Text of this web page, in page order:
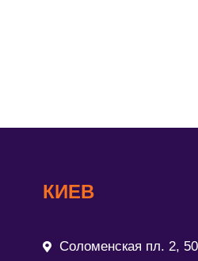
КИЕВ
Соломенская пл. 2,